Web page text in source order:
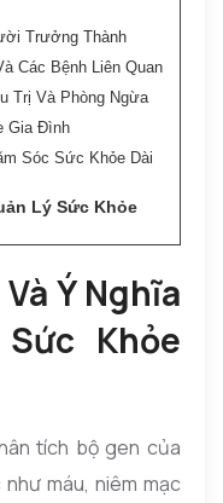
Trưởng Thành
Các Bệnh Liên Quan
Trị Và Phòng Ngừa
Gia Đình
Sóc Sức Khỏe Dài
Lý Sức Khỏe
Ý Nghĩa
Khỏe
tích bộ gen của
máu, niêm mạc